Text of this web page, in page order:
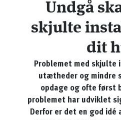
Undgå
skjulte
dit
Problemet med
utætheder og mindre
opdage og ofte først
problemet har udviklet
Derfor er det en god